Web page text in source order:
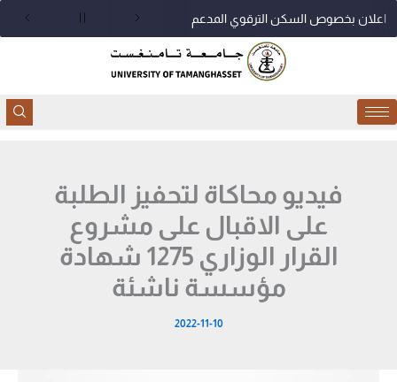
اعلان بخصوص السكن الترقوي المدعم
فيديو محاكاة لتحفيز الطلبة
على الاقبال على مشروع
القرار الوزاري 1275 شهادة
مؤسسة ناشئة
2022-11-10